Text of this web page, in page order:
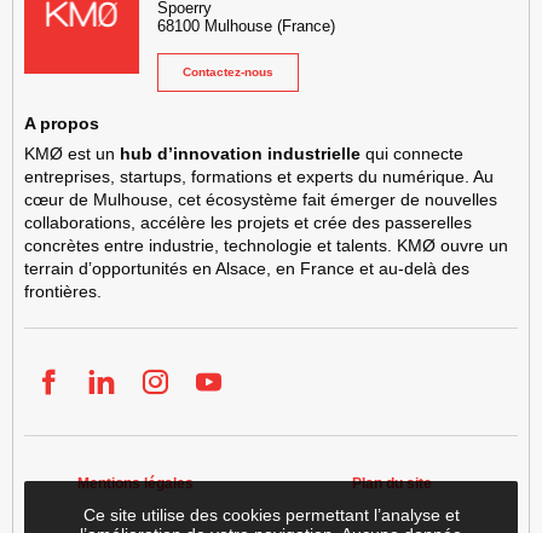
Spoerry
68100 Mulhouse (France)
Contactez-nous
A propos
KMØ est un hub d’innovation industrielle qui connecte
entreprises, startups, formations et experts du numérique. Au
cœur de Mulhouse, cet écosystème fait émerger de nouvelles
collaborations, accélère les projets et crée des passerelles
concrètes entre industrie, technologie et talents. KMØ ouvre un
terrain d’opportunités en Alsace, en France et au-delà des
frontières.
Mentions légales Plan du site
Ce site utilise des cookies permettant l’analyse et